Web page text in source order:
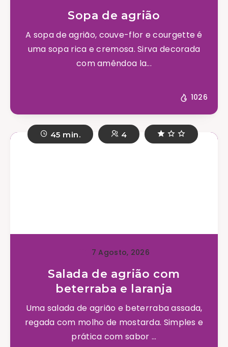
Sopa de agrião
A sopa de agrião, couve-flor e courgette é
uma sopa rica e cremosa. Sirva decorada
com amêndoa la...
1026
45 min. 4
7 Agosto, 2026
Salada de agrião com
beterraba e laranja
Uma salada de agrião e beterraba assada,
regada com molho de mostarda. Simples e
prática com sabor ...